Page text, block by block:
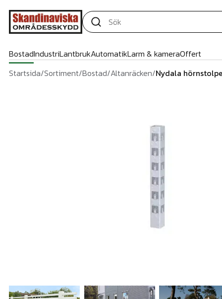
BostadIndustriLantbrukAutomatikLarm & kameraOffert
Startsida/Sortiment/Bostad/Altanräcken/Nydala